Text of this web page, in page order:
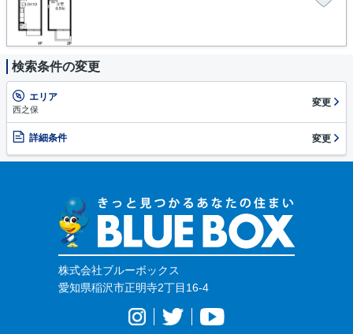
検索条件の変更
エリア
西之保
変更
詳細条件 変更
株式会社ブルーボックス
愛知県稲沢市正明寺2丁目16-4